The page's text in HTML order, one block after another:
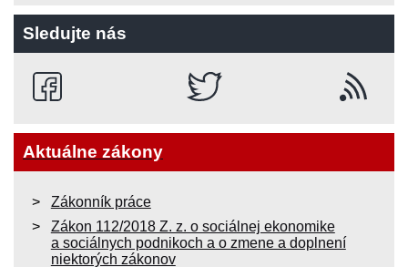
Sledujte nás
Aktuálne zákony
Zákonník práce
Zákon 112/2018 Z. z. o sociálnej ekonomike
a sociálnych podnikoch a o zmene a doplnení
niektorých zákonov